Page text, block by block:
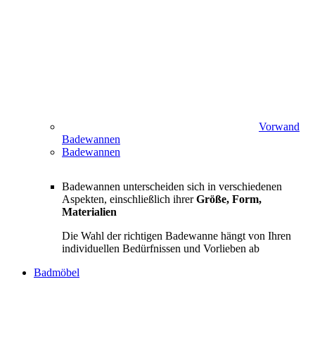
Vorwand
Badewannen
Badewannen
Badewannen unterscheiden sich in verschiedenen
Aspekten, einschließlich ihrerGröße, Form,
Materialien
Die Wahl der richtigen Badewanne hängt von Ihren
individuellen Bedürfnissen und Vorlieben ab
Badmöbel